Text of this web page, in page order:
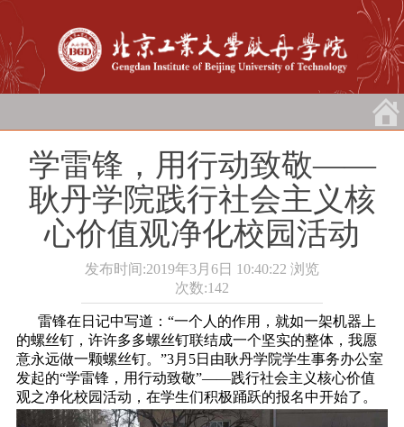
学雷锋，用行动致敬――
耿丹学院践行社会主义核
心价值观净化校园活动
发布时间:2019年3月6日 10:40:22 浏览
次数:142
雷锋在日记中写道：“一个人的作用，就如一架机器上
的螺丝钉，许许多多螺丝钉联结成一个坚实的整体，我愿
意永远做一颗螺丝钉。”3月5日由耿丹学院学生事务办公室
发起的“学雷锋，用行动致敬”――践行社会主义核心价值
观之净化校园活动，在学生们积极踊跃的报名中开始了。